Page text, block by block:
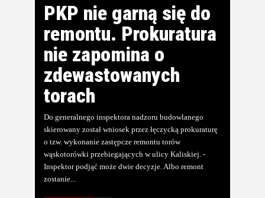
PKP nie garną się do
remontu. Prokuratura
nie zapomina o
zdewastowanych
torach
Do generalnego inspektora nadzoru budowlanego
skierowany został wniosek przez łęczycką prokuraturę
o tzw. wykonanie zastępcze remontu torów
wąskotorówki przebiegających w ulicy Kaliskiej. -
Inspektor podjąć może dwie decyzje. Albo remont
zostanie